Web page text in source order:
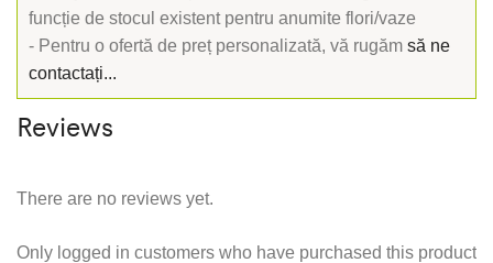
funcție de stocul existent pentru anumite flori/vaze
- Pentru o ofertă de preț personalizată, vă rugăm să ne
contactați...
Reviews
There are no reviews yet.
Only logged in customers who have purchased this product